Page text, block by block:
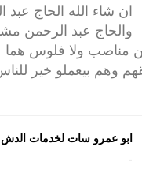
ان شاء الله الحاج
والحاج عبد الرحمن
مناصب ولا فلوس هما
وهم بيعملو خير
ابو عمرو سات لخدمات الدش
-